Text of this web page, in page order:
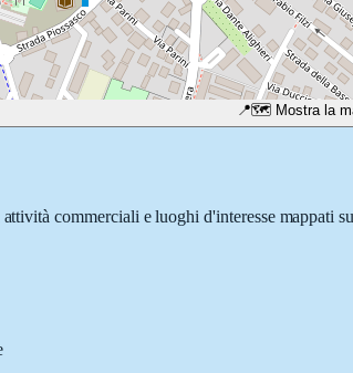
📍🗺️ Mostra la
attività commerciali e luoghi d'interesse mappati